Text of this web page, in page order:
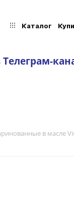
Каталог
в масле